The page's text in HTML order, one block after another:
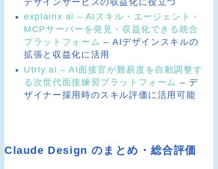
explainx ai – AIスキル・エージェント・
MCPサーバーを発見・収益化できる統合
プラットフォーム – AIデザインスキルの
拡張と収益化に活用
Utrly.ai – AI面接官が難易度を自動調整す
る次世代面接練習プラットフォーム – デ
ザイナー採用時のスキル評価に活用可能
Claude Design のまとめ・総合評価